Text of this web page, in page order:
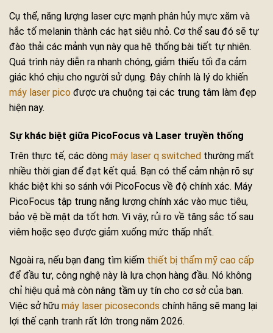
Cụ thể, năng lượng laser cực mạnh phân hủy mực xăm và
hắc tố melanin thành các hạt siêu nhỏ. Cơ thể sau đó sẽ tự
đào thải các mảnh vụn này qua hệ thống bài tiết tự nhiên.
Quá trình này diễn ra nhanh chóng, giảm thiểu tối đa cảm
giác khó chịu cho người sử dụng. Đây chính là lý do khiến
máy laser pico được ưa chuộng tại các trung tâm làm đẹp
hiện nay.
Sự khác biệt giữa PicoFocus và Laser truyền thống
Trên thực tế, các dòng máy laser q switched thường mất
nhiều thời gian để đạt kết quả. Bạn có thể cảm nhận rõ sự
khác biệt khi so sánh với PicoFocus về độ chính xác. Máy
PicoFocus tập trung năng lượng chính xác vào mục tiêu,
bảo vệ bề mặt da tốt hơn. Vì vậy, rủi ro về tăng sắc tố sau
viêm hoặc sẹo được giảm xuống mức thấp nhất.
Ngoài ra, nếu bạn đang tìm kiếm thiết bị thẩm mỹ cao cấp
để đầu tư, công nghệ này là lựa chọn hàng đầu. Nó không
chỉ hiệu quả mà còn nâng tầm uy tín cho cơ sở của bạn.
Việc sở hữu máy laser picoseconds chính hãng sẽ mang lại
lợi thế cạnh tranh rất lớn trong năm 2026.